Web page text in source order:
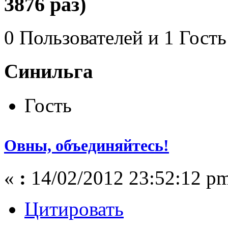
0 Пользователей и 1
Синильга
Гость
Овны, объединяйтесь!
« : 14/02/2012 23:52:12
Цитировать